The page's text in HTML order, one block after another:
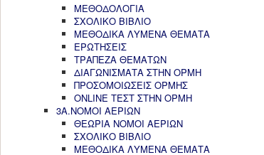
ΜΕΘΟΔΟΛΟΓΙΑ
ΣΧΟΛΙΚΟ ΒΙΒΛΙΟ
ΜΕΘΟΔΙΚΑ ΛΥΜΕΝΑ ΘΕΜΑΤΑ
ΕΡΩΤΗΣΕΙΣ
ΤΡΑΠΕΖΑ ΘΕΜΑΤΩΝ
ΔΙΑΓΩΝΙΣΜΑΤΑ ΣΤΗΝ ΟΡΜΗ
ΠΡΟΣΟΜΟΙΩΣΕΙΣ ΟΡΜΗΣ
ONLINE ΤΕΣΤ ΣΤΗΝ ΟΡΜΗ
3Α.ΝΟΜΟΙ ΑΕΡΙΩΝ
ΘΕΩΡΙΑ ΝΟΜΟΙ ΑΕΡΙΩΝ
ΣΧΟΛΙΚΟ ΒΙΒΛΙΟ
ΜΕΘΟΔΙΚΑ ΛΥΜΕΝΑ ΘΕΜΑΤΑ